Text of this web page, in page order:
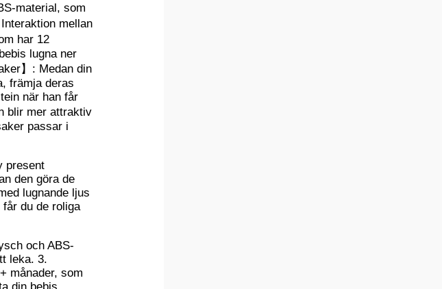
material, som
mellan
har 12
lugna ner
】: Medan din
främja deras
när han får
blir mer attraktiv
passar i
present
den göra de
lugnande ljus
du de roliga
och ABS-
leka. 3.
månader, som